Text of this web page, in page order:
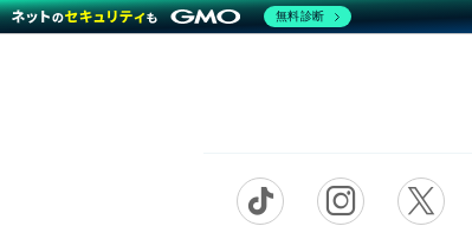
無料診断